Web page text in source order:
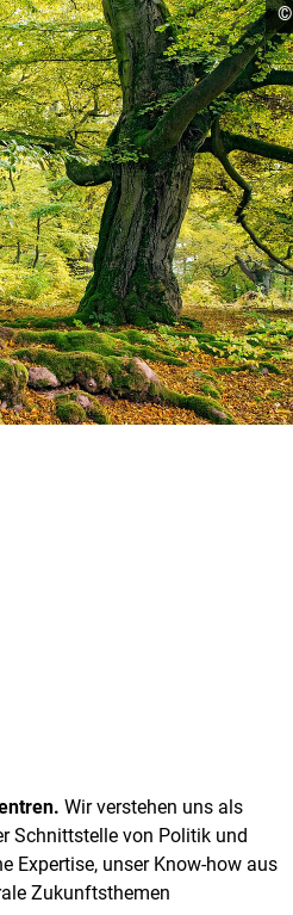
C
o
p
y
r
i
g
h
t
I
n
f
o
r
m
a
t
i
o
n
e
n
©
Wir verstehen uns als
Schnittstelle von Politik und
Expertise, unser Know-how aus
Zukunftsthemen